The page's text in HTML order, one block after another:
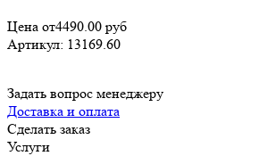
Цена от4490.00 руб
Артикул: 13169.60
Задать вопрос менеджеру
Доставка и оплата
Сделать заказ
Услуги